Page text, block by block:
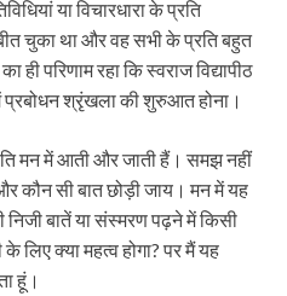
या विचारधारा के प्रति
बीत चुका था और वह सभी के प्रति बहुत
परिणाम रहा कि स्वराज विद्यापीठ
प्रबोधन श्रृंखला की शुरुआत होना।
मन में आती और जाती हैं। समझ नहीं
कौन सी बात छोड़ी जाय। मन में यह
बातें या संस्मरण पढ़ने में किसी
लिए क्या महत्व होगा? पर मैं यह
हूं।